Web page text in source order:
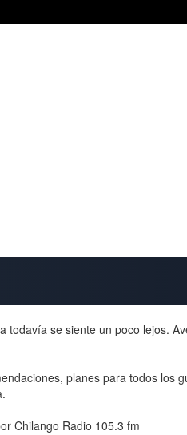
se siente un poco lejos.
planes para todos
Chilango Radio 105.3 fm